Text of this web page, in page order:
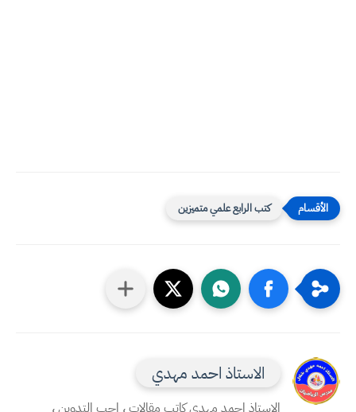
كتب الرابع علمي متميزين
الاستاذ احمد مهدي
الاستاذ احمد مهدي كاتب مقالات ، احب التدوين ،